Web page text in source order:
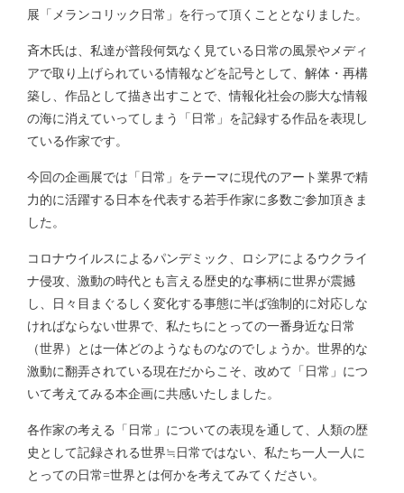
展「メランコリック日常」を行って頂くこととなりました。
斉木氏は、私達が普段何気なく見ている日常の風景やメディ
アで取り上げられている情報などを記号として、解体・再構
築し、作品として描き出すことで、情報化社会の膨大な情報
の海に消えていってしまう「日常」を記録する作品を表現し
ている作家です。
今回の企画展では「日常」をテーマに現代のアート業界で精
力的に活躍する日本を代表する若手作家に多数ご参加頂きま
した。
コロナウイルスによるパンデミック、ロシアによるウクライ
ナ侵攻、激動の時代とも言える歴史的な事柄に世界が震撼
し、日々目まぐるしく変化する事態に半ば強制的に対応しな
ければならない世界で、私たちにとっての一番身近な日常
（世界）とは一体どのようなものなのでしょうか。世界的な
激動に翻弄されている現在だからこそ、改めて「日常」につ
いて考えてみる本企画に共感いたしました。
各作家の考える「日常」についての表現を通して、人類の歴
史として記録される世界≒日常ではない、私たち一人一人に
とっての日常=世界とは何かを考えてみてください。